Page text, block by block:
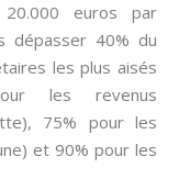
euros par
dépasser 40% du
les plus aisés
les revenus
75% pour les
et 90% pour les